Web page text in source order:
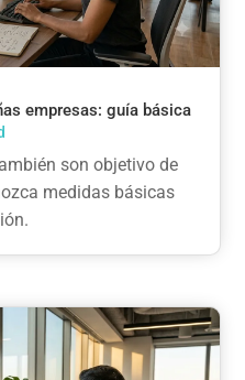
empresas: guía básica
son objetivo de
medidas básicas